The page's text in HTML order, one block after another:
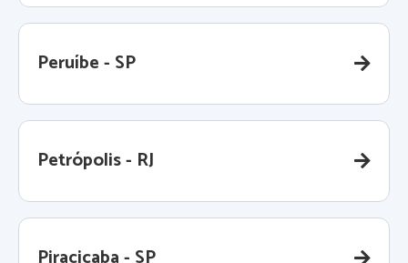
Peruíbe - SP
Petrópolis - RJ